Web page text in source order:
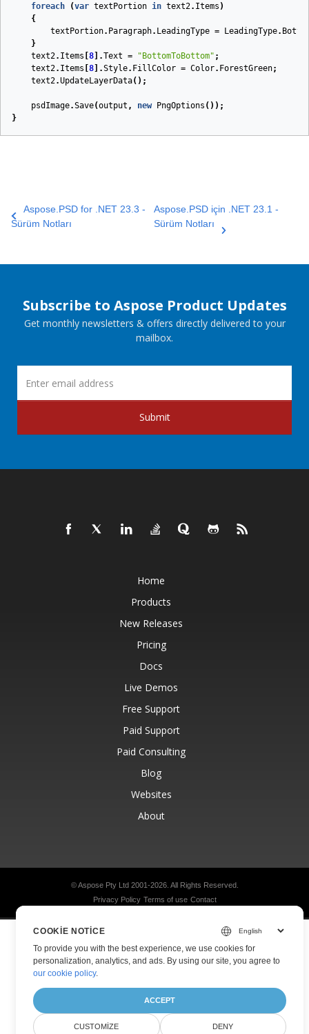
foreach
(var textPortion in text2. Items )
{
textPortion. Paragraph. LeadingType = LeadingType.
}
text2. Items 8 ].Text = "BottomToBottom" ;
text2. Items 8 ].Style. FillColor = Color. ForestGreen;
text2.UpdateLayerData();
psdImage.Save(output , new PngOptions ());
}
Aspose.PSD for .NET 23.3 -
Sürüm Notları
Aspose.PSD için .NET 23.1 -
Sürüm Notları
Subscribe to Aspose Product Updates
Get monthly newsletters & offers directly delivered to your
mailbox.
Submit
Home
Products
New Releases
Pricing
Docs
Live Demos
Free Support
Paid Support
Paid Consulting
Blog
Websites
About
© Aspose Pty Ltd 2001-2026. All Rights Reserved.
Privacy Policy Terms of use Contact
COOKIE NOTICE
To provide you with the best experience, we use cookies for
personalization, analytics, and ads. By using our site, you agree to
our cookie policy.
ACCEPT
CUSTOMIZE DENY